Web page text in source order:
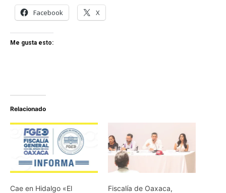
Facebook X
Me gusta esto:
Relacionado
Cae en Hidalgo «El
Fiscalía de Oaxaca,